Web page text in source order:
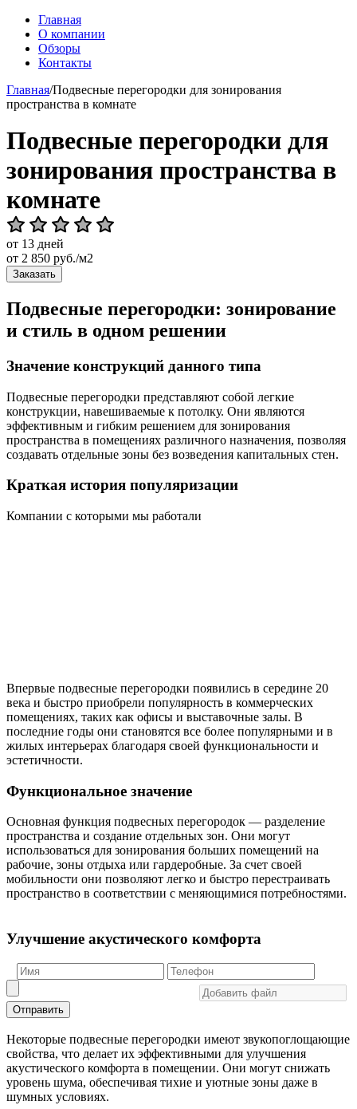
Главная
О компании
Обзоры
Контакты
Главная/Подвесные перегородки для зонирования
пространства в комнате
Подвесные перегородки для
зонирования пространства в
комнате
от 13 дней
от 2 850 руб./м2
Заказать
Подвесные перегородки: зонирование
и стиль в одном решении
Значение конструкций данного типа
Подвесные перегородки представляют собой легкие
конструкции, навешиваемые к потолку. Они являются
эффективным и гибким решением для зонирования
пространства в помещениях различного назначения, позволяя
создавать отдельные зоны без возведения капитальных стен.
Краткая история популяризации
Компании с которыми мы работали
Впервые подвесные перегородки появились в середине 20
века и быстро приобрели популярность в коммерческих
помещениях, таких как офисы и выставочные залы. В
последние годы они становятся все более популярными и в
жилых интерьерах благодаря своей функциональности и
эстетичности.
Функциональное значение
Основная функция подвесных перегородок — разделение
пространства и создание отдельных зон. Они могут
использоваться для зонирования больших помещений на
рабочие, зоны отдыха или гардеробные. За счет своей
мобильности они позволяют легко и быстро перестраивать
пространство в соответствии с меняющимися потребностями.
Улучшение акустического комфорта
Отправить
Некоторые подвесные перегородки имеют звукопоглощающие
свойства, что делает их эффективными для улучшения
акустического комфорта в помещении. Они могут снижать
уровень шума, обеспечивая тихие и уютные зоны даже в
шумных условиях.